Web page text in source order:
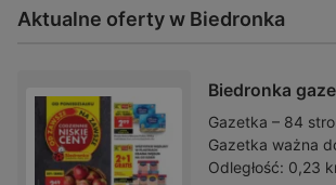
Aktualne oferty w Biedronka
Biedronka
Gazetka – 84
Gazetka ważna
Odległość: 0,23